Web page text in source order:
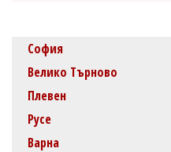
София
Велико Търново
Плевен
Русе
Варна